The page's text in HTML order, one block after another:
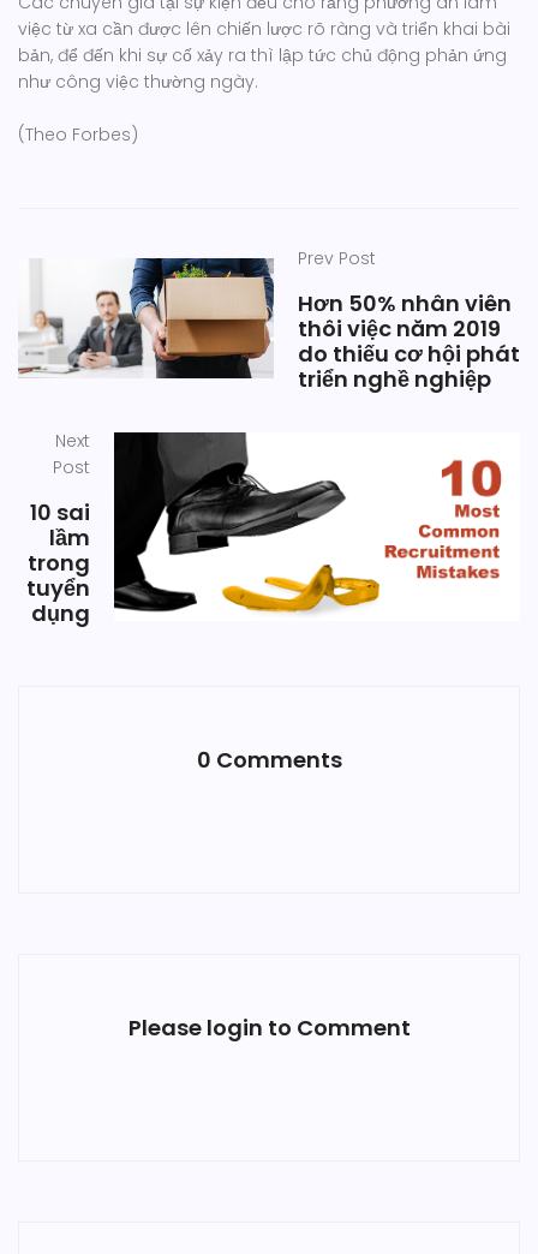
việc từ xa cần được lên chiến lược rõ ràng và triển khai bài
bản, để đến khi sự cố xảy ra thì lập tức chủ động phản ứng
như công việc thường ngày.
(Theo Forbes)
Prev Post
Hơn 50% nhân viên
thôi việc năm 2019
do thiếu cơ hội phát
triển nghề nghiệp
Next
Post
10 sai
lầm
trong
tuyển
dụng
0 Comments
Please login to Comment